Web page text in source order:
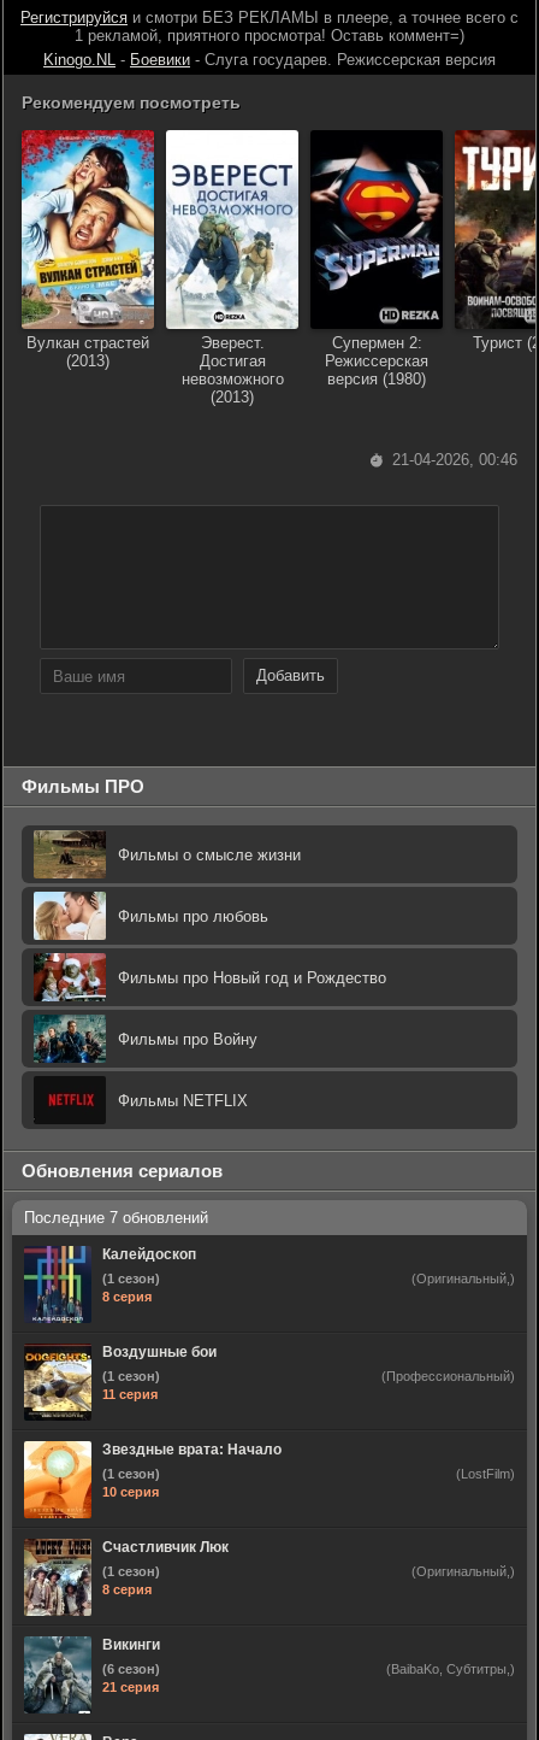
Регистрируйся и смотри БЕЗ РЕКЛАМЫ в плеере, а точнее всего с
1 рекламой, приятного просмотра! Оставь коммент=)
Kinogo.NL - Боевики - Слуга государев. Режиссерская версия
Рекомендуем посмотреть
Вулкан страстей
(2013)
Эверест.
Достигая
невозможного
(2013)
Супермен 2:
Режиссерская
версия (1980)
Турист
21-04-2026, 00:46
Добавить
Фильмы ПРО
Фильмы о смысле жизни
Фильмы про любовь
Фильмы про Новый год и Рождество
Фильмы про Войну
Фильмы NETFLIX
Обновления сериалов
Калейдоскоп
(1 сезон)
8 серия
(Оригинальный,)
Воздушные бои
(1 сезон)
11 серия
(Профессиональный)
Звездные врата: Начало
(1 сезон)
10 серия
(LostFilm)
Счастливчик Люк
(1 сезон)
8 серия
(Оригинальный,)
Викинги
(6 сезон)
21 серия
(BaibaKo, Субтитры,)